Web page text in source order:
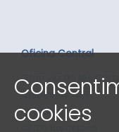
Oficina Central
Gran via de les Corts
Catalanes 635
4ª planta
cookies